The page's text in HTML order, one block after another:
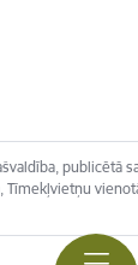
publicētā
Tīmekļvietņu